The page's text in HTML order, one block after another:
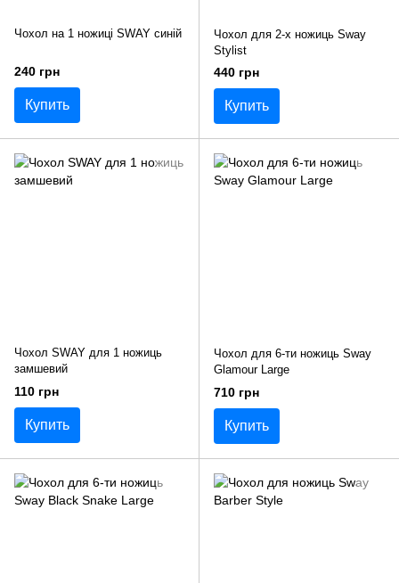
Чохол на 1 ножиці SWAY синій
240 грн
Купить
Чохол для 2-х ножиць Sway
Stylist
440 грн
Купить
Чохол SWAY для 1 ножиць
замшевий
110 грн
Купить
Чохол для 6-ти ножиць Sway
Glamour Large
710 грн
Купить